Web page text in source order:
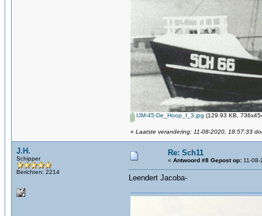
IJM-45-De_Hoop_I_3.jpg (129.93 KB,
« Laatste verandering: 11-08-2020, 18:57:33
J.H.
Schipper
Berichten: 2214
Re: Sch11
« Antwoord #8 Gepost op: 11-
Leendert Jacoba-